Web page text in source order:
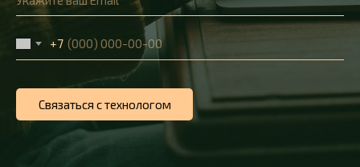
+7
Связаться с технологом